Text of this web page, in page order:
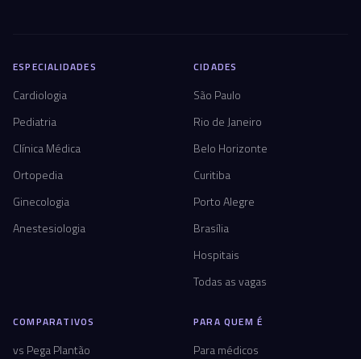
ESPECIALIDADES
Cardiologia
Pediatria
Clínica Médica
Ortopedia
Ginecologia
Anestesiologia
CIDADES
São Paulo
Rio de Janeiro
Belo Horizonte
Curitiba
Porto Alegre
Brasília
Hospitais
Todas as vagas
COMPARATIVOS
vs Pega Plantão
PARA QUEM É
Para médicos